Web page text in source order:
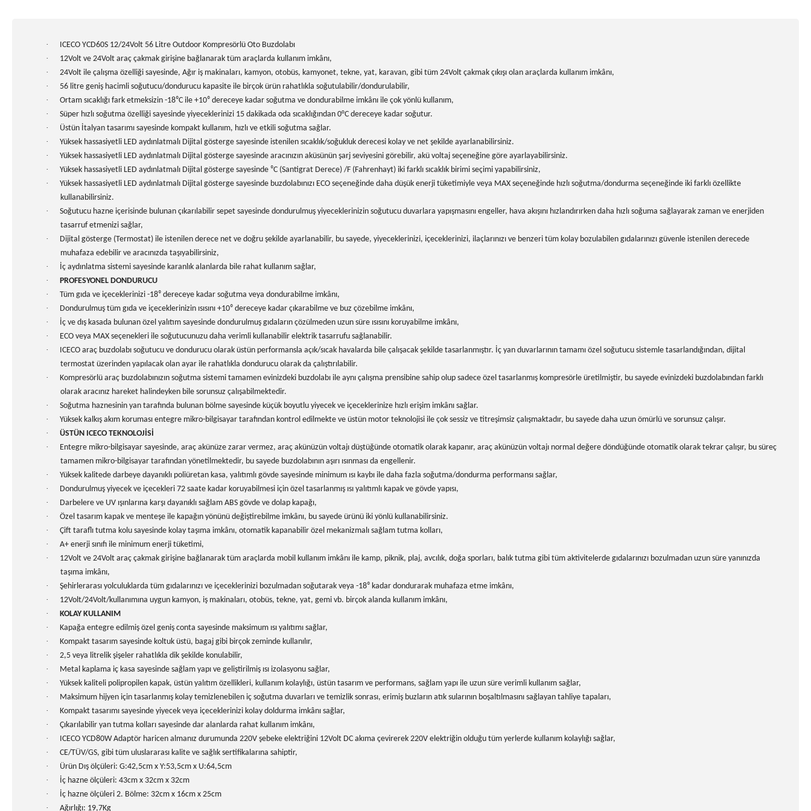
·
ICECO YCD60S 12/24Volt 56 Litre Outdoor Kompresörlü Oto Buzdolabı
·
12Volt ve 24Volt araç çakmak girişine bağlanarak tüm araçlarda kullanım imkânı,
·
24Volt ile çalışma özelliği sayesinde, Ağır iş makinaları, kamyon, otobüs, kamyonet, tekne, yat, karavan, gibi tüm 24Volt çakmak çıkışı olan araçlarda kullanım imkânı,
·
56 litre geniş hacimli soğutucu/dondurucu kapasite ile birçok ürün rahatlıkla soğutulabilir/dondurulabilir,
·
Ortam sıcaklığı fark etmeksizin -18⁰C ile +10⁰ dereceye kadar soğutma ve dondurabilme imkânı ile çok yönlü kullanım,
·
Süper hızlı soğutma özelliği sayesinde yiyeceklerinizi 15 dakikada oda sıcaklığından 0°C dereceye kadar soğutur.
·
Üstün İtalyan tasarımı sayesinde kompakt kullanım, hızlı ve etkili soğutma sağlar.
·
Yüksek hassasiyetli LED aydınlatmalı Dijital gösterge sayesinde istenilen sıcaklık/soğukluk derecesi kolay ve net şekilde ayarlanabilirsiniz.
·
Yüksek hassasiyetli LED aydınlatmalı Dijital gösterge sayesinde aracınızın aküsünün şarj seviyesini görebilir, akü voltaj seçeneğine göre ayarlayabilirsiniz.
·
Yüksek hassasiyetli LED aydınlatmalı Dijital gösterge sayesinde ⁰C (Santigrat Derece) /F (Fahrenhayt) iki farklı sıcaklık birimi seçimi yapabilirsiniz,
·
Yüksek hassasiyetli LED aydınlatmalı Dijital gösterge sayesinde buzdolabınızı ECO seçeneğinde daha düşük enerji tüketimiyle veya MAX seçeneğinde hızlı soğutma/dondurma seçeneğinde iki farklı özellikte
kullanabilirsiniz.
·
Soğutucu hazne içerisinde bulunan çıkarılabilir sepet sayesinde dondurulmuş yiyeceklerinizin soğutucu duvarlara yapışmasını engeller, hava akışını hızlandırırken daha hızlı soğuma sağlayarak zaman ve enerjiden
tasarruf etmenizi sağlar,
·
Dijital gösterge (Termostat) ile istenilen derece net ve doğru şekilde ayarlanabilir, bu sayede, yiyeceklerinizi, içeceklerinizi, ilaçlarınızı ve benzeri tüm kolay bozulabilen gıdalarınızı güvenle istenilen derecede
muhafaza edebilir ve aracınızda taşıyabilirsiniz,
·
İç aydınlatma sistemi sayesinde karanlık alanlarda bile rahat kullanım sağlar,
·
PROFESYONEL DONDURUCU
·
Tüm gıda ve içeceklerinizi -18⁰ dereceye kadar soğutma veya dondurabilme imkânı,
·
Dondurulmuş tüm gıda ve içeceklerinizin ısısını +10⁰ dereceye kadar çıkarabilme ve buz çözebilme imkânı,
·
İç ve dış kasada bulunan özel yalıtım sayesinde dondurulmuş gıdaların çözülmeden uzun süre ısısını koruyabilme imkânı,
·
ECO veya MAX seçenekleri ile soğutucunuzu daha verimli kullanabilir elektrik tasarrufu sağlanabilir.
·
ICECO araç buzdolabı soğutucu ve dondurucu olarak üstün performansla açık/sıcak havalarda bile çalışacak şekilde tasarlanmıştır. İç yan duvarlarının tamamı özel soğutucu sistemle tasarlandığından, dijital
termostat üzerinden yapılacak olan ayar ile rahatlıkla dondurucu olarak da çalıştırılabilir.
·
Kompresörlü araç buzdolabınızın soğutma sistemi tamamen evinizdeki buzdolabı ile aynı çalışma prensibine sahip olup sadece özel tasarlanmış kompresörle üretilmiştir, bu sayede evinizdeki buzdolabından farklı
olarak aracınız hareket halindeyken bile sorunsuz çalışabilmektedir.
·
Soğutma haznesinin yan tarafında bulunan bölme sayesinde küçük boyutlu yiyecek ve içeceklerinize hızlı erişim imkânı sağlar.
·
Yüksek kalkış akım koruması entegre mikro-bilgisayar tarafından kontrol edilmekte ve üstün motor teknolojisi ile çok sessiz ve titreşimsiz çalışmaktadır, bu sayede daha uzun ömürlü ve sorunsuz çalışır.
·
ÜSTÜN ICECO TEKNOLOJİSİ
·
Entegre mikro-bilgisayar sayesinde, araç akünüze zarar vermez, araç akünüzün voltajı düştüğünde otomatik olarak kapanır, araç akünüzün voltajı normal değere döndüğünde otomatik olarak tekrar çalışır, bu süreç
tamamen mikro-bilgisayar tarafından yönetilmektedir, bu sayede buzdolabının aşırı ısınması da engellenir.
·
Yüksek kalitede darbeye dayanıklı poliüretan kasa, yalıtımlı gövde sayesinde minimum ısı kaybı ile daha fazla soğutma/dondurma performansı sağlar,
·
Dondurulmuş yiyecek ve içecekleri 72 saate kadar koruyabilmesi için özel tasarlanmış ısı yalıtımlı kapak ve gövde yapısı,
·
Darbelere ve UV ışınlarına karşı dayanıklı sağlam ABS gövde ve dolap kapağı,
·
Özel tasarım kapak ve menteşe ile kapağın yönünü değiştirebilme imkânı, bu sayede ürünü iki yönlü kullanabilirsiniz.
·
Çift taraflı tutma kolu sayesinde kolay taşıma imkânı, otomatik kapanabilir özel mekanizmalı sağlam tutma kolları,
·
A+ enerji sınıfı ile minimum enerji tüketimi,
·
12Volt ve 24Volt araç çakmak girişine bağlanarak tüm araçlarda mobil kullanım imkânı ile kamp, piknik, plaj, avcılık, doğa sporları, balık tutma gibi tüm aktivitelerde gıdalarınızı bozulmadan uzun süre yanınızda
taşıma imkânı,
·
Şehirlerarası yolculuklarda tüm gıdalarınızı ve içeceklerinizi bozulmadan soğutarak veya -18⁰ kadar dondurarak muhafaza etme imkânı,
·
12Volt/24Volt/kullanımına uygun kamyon, iş makinaları, otobüs, tekne, yat, gemi vb. birçok alanda kullanım imkânı,
·
KOLAY KULLANIM
·
Kapağa entegre edilmiş özel geniş conta sayesinde maksimum ısı yalıtımı sağlar,
·
Kompakt tasarım sayesinde koltuk üstü, bagaj gibi birçok zeminde kullanılır,
·
2,5 veya litrelik şişeler rahatlıkla dik şekilde konulabilir,
·
Metal kaplama iç kasa sayesinde sağlam yapı ve geliştirilmiş ısı izolasyonu sağlar,
·
Yüksek kaliteli polipropilen kapak, üstün yalıtım özellikleri, kullanım kolaylığı, üstün tasarım ve performans, sağlam yapı ile uzun süre verimli kullanım sağlar,
·
Maksimum hijyen için tasarlanmış kolay temizlenebilen iç soğutma duvarları ve temizlik sonrası, erimiş buzların atık sularının boşaltılmasını sağlayan tahliye tapaları,
·
Kompakt tasarımı sayesinde yiyecek veya içeceklerinizi kolay doldurma imkânı sağlar,
·
Çıkarılabilir yan tutma kolları sayesinde dar alanlarda rahat kullanım imkânı,
·
ICECO YCD80W Adaptör haricen almanız durumunda 220V şebeke elektriğini 12Volt DC akıma çevirerek 220V elektriğin olduğu tüm yerlerde kullanım kolaylığı sağlar,
·
CE/TÜV/GS, gibi tüm uluslararası kalite ve sağlık sertifikalarına sahiptir,
·
Ürün Dış ölçüleri: G:42,5cm x Y:53,5cm x U:64,5cm
·
İç hazne ölçüleri: 43cm x 32cm x 32cm
·
İç hazne ölçüleri 2. Bölme: 32cm x 16cm x 25cm
·
Ağırlığı: 19,7Kg